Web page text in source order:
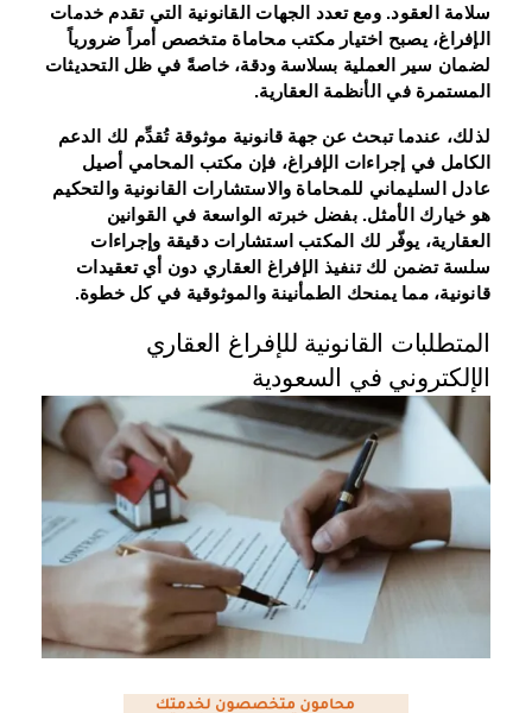
سلامة العقود. ومع تعدد الجهات القانونية التي تقدم خدمات
الإفراغ، يصبح اختيار مكتب محاماة متخصص أمراً ضرورياً
لضمان سير العملية بسلاسة ودقة، خاصةً في ظل التحديثات
المستمرة في الأنظمة العقارية.
لذلك، عندما تبحث عن جهة قانونية موثوقة تُقدِّم لك الدعم
الكامل في إجراءات الإفراغ، فإن مكتب المحامي أصيل
عادل السليماني للمحاماة والاستشارات القانونية والتحكيم
هو خيارك الأمثل. بفضل خبرته الواسعة في القوانين
العقارية، يوفّر لك المكتب استشارات دقيقة وإجراءات
سلسة تضمن لك تنفيذ الإفراغ العقاري دون أي تعقيدات
قانونية، مما يمنحك الطمأنينة والموثوقية في كل خطوة.
المتطلبات القانونية للإفراغ العقاري
الإلكتروني في السعودية